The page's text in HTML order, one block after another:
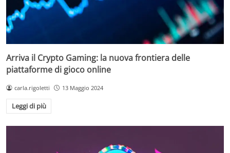
Arriva il Crypto Gaming: la nuova frontiera delle
piattaforme di gioco online
carla.rigoletti 13 Maggio 2024
Leggi di più